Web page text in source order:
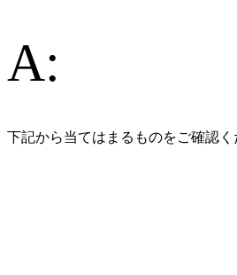
A:
下記から当てはまるものをご確認く